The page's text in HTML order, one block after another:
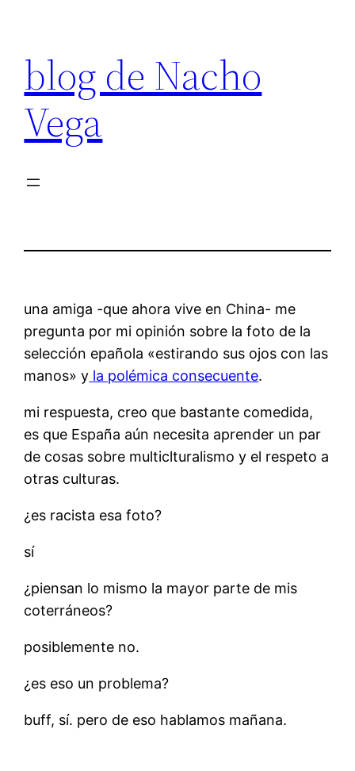
contenido
blog de Nacho
Vega
una amiga -que ahora vive en China- me
pregunta por mi opinión sobre la foto de la
selección epañola «estirando sus ojos con las
manos» y la polémica consecuente.
mi respuesta, creo que bastante comedida,
es que España aún necesita aprender un par
de cosas sobre multiclturalismo y el respeto a
otras culturas.
¿es racista esa foto?
sí
¿piensan lo mismo la mayor parte de mis
coterráneos?
posiblemente no.
¿es eso un problema?
buff, sí. pero de eso hablamos mañana.